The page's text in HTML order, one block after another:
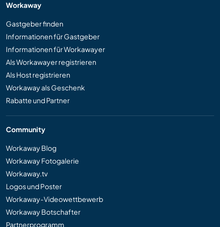
Workaway
Gastgeber finden
Informationen für Gastgeber
Informationen für Workawayer
Als Workawayer registrieren
Als Host registrieren
Workaway als Geschenk
Rabatte und Partner
Community
Workaway Blog
Workaway Fotogalerie
Workaway.tv
Logos und Poster
Workaway-Videowettbewerb
Workaway Botschafter
Partnerprogramm